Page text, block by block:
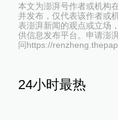
本文为澎湃号作者或机构
并发布，仅代表该作者或
表澎湃新闻的观点或立场
供信息发布平台。申请澎
问https://
24小时最热